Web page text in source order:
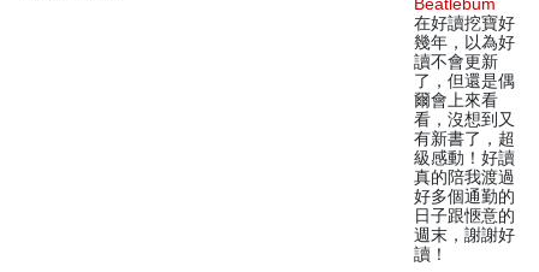
在好讀挖寶好
幾年，以為好
讀不會更新
了，但還是偶
爾會上來看
看，沒想到又
有新書了，超
級感動！好讀
真的陪我渡過
好多個通勤的
日子跟愜意的
週末，謝謝好
讀！